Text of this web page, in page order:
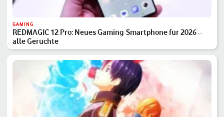
GAMING
REDMAGIC 12 Pro: Neues Gaming-Smartphone für 2026 –
alle Gerüchte